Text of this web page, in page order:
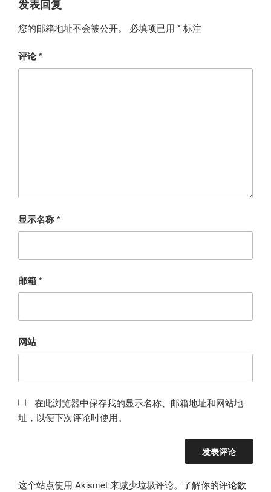
发表回复
您的邮箱地址不会被公开。 必填项已用 * 标注
评论*
显示名称*
邮箱*
网站
在此浏览器中保存我的显示名称、邮箱地址和网站地
址，以便下次评论时使用。
这个站点使用 Akismet 来减少垃圾评论。 了解你的评论数